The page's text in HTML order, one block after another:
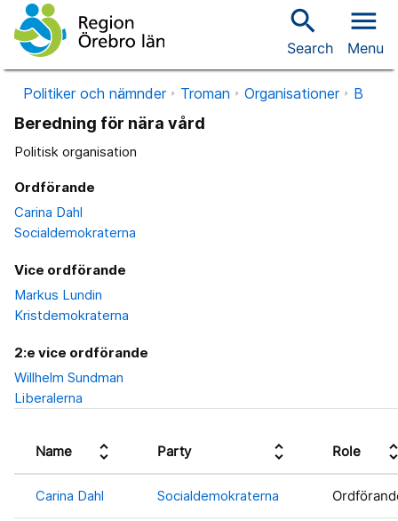
search
Search
menu
Menu
Politiker och nämnder Troman Organisationer B
Beredning för nära vård
Politisk organisation
Ordförande
Carina Dahl
Socialdemokraterna
Vice ordförande
Markus Lundin
Kristdemokraterna
2:e vice ordförande
Willhelm Sundman
Liberalerna
Name unfold_more Party unfold_more Role
Carina Dahl Socialdemokraterna